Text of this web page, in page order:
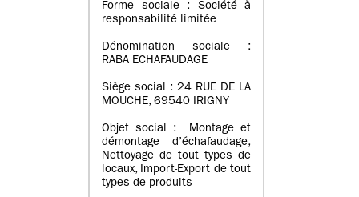
Forme sociale : Société à
responsabilité limitée
Dénomination sociale :
RABA ECHAFAUDAGE
Siège social : 24 RUE DE LA
MOUCHE, 69540 IRIGNY
Objet social : Montage et
démontage d’échafaudage,
Nettoyage de tout types de
locaux, Import-Export de tout
types de produits